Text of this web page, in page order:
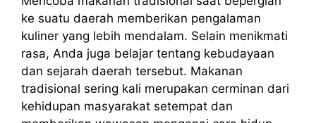
ke suatu daerah memberikan pengalaman
kuliner yang lebih mendalam. Selain menikmati
rasa, Anda juga belajar tentang kebudayaan
dan sejarah daerah tersebut. Makanan
tradisional sering kali merupakan cerminan dari
kehidupan masyarakat setempat dan